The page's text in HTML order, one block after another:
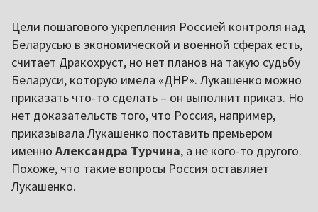
Цели пошагового укрепления Россией контроля над
Беларусью в экономической и военной сферах есть,
считает Дракохруст, но нет планов на такую судьбу
Беларуси, которую имела «ДНР». Лукашенко можно
приказать что-то сделать – он выполнит приказ. Но
нет доказательств того, что Россия, например,
приказывала Лукашенко поставить премьером
именно Александра Турчина, а не кого-то другого.
Похоже, что такие вопросы Россия оставляет
Лукашенко.